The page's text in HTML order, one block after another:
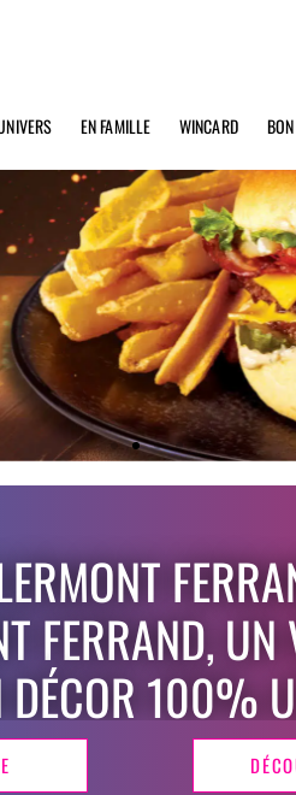
EN FAMILLE WINCARD
FERRAND,
DÉCOR 100%